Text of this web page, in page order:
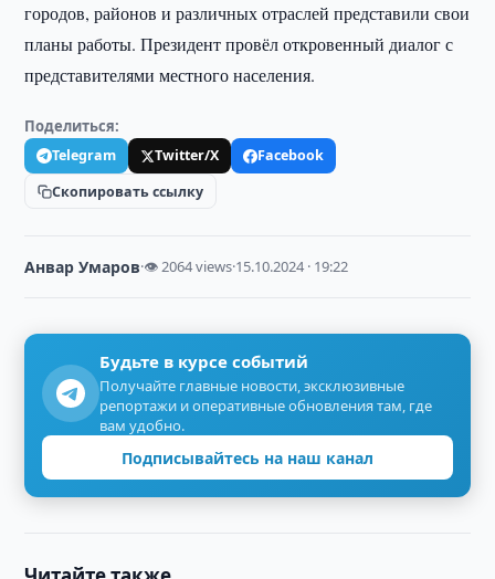
городов, районов и различных отраслей представили свои
планы работы. Президент провёл откровенный диалог с
представителями местного населения.
Поделиться:
Telegram Twitter/X
Facebook
Скопировать ссылку
Анвар Умаров·👁 2064 views·15.10.2024 · 19:22
Будьте в курсе событий
Получайте главные новости, эксклюзивные
репортажи и оперативные обновления там, где
вам удобно.
Подписывайтесь на наш канал